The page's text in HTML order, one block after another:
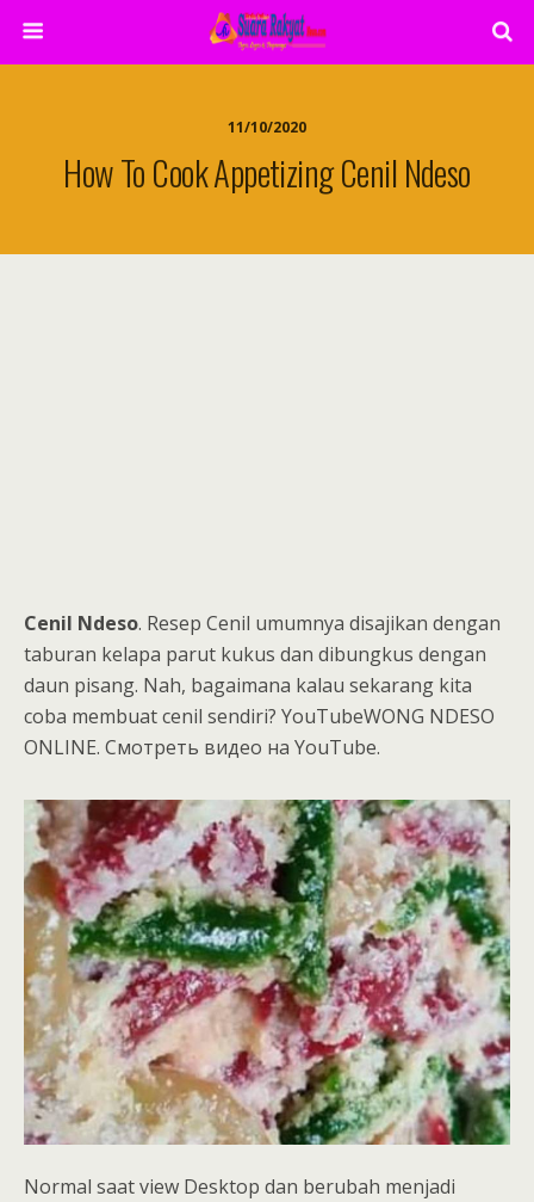
11/10/2020
How To Cook Appetizing Cenil Ndeso
Cenil Ndeso. Resep Cenil umumnya disajikan dengan
taburan kelapa parut kukus dan dibungkus dengan
daun pisang. Nah, bagaimana kalau sekarang kita
coba membuat cenil sendiri? YouTubeWONG NDESO
ONLINE. Смотреть видео на YouTube.
Normal saat view Desktop dan berubah menjadi